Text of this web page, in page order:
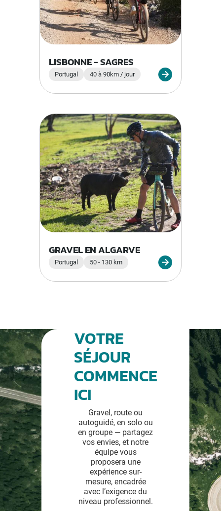
LISBONNE - SAGRES
Portugal 40 à 90km / jour
GRAVEL EN ALGARVE
Portugal 50 - 130 km
VOTRE
SÉJOUR
COMMENCE
ICI
Gravel, route ou
autoguidé, en solo ou
en groupe — partagez
vos envies, et notre
équipe vous
proposera une
expérience sur-
mesure, encadrée
avec l’exigence du
niveau professionnel.